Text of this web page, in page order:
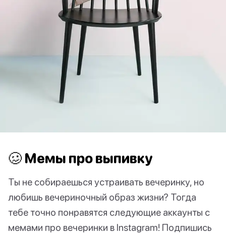
🥴 Мемы про выпивку
Ты не собираешься устраивать вечеринку, но
любишь вечериночный образ жизни? Тогда
тебе точно понравятся следующие аккаунты с
мемами про вечеринки в Instagram! Подпишись